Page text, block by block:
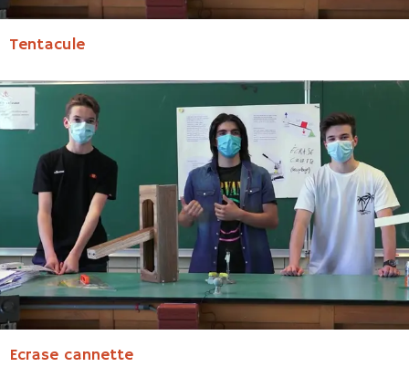
Tentacule
Ecrase cannette